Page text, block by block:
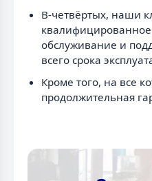
В-четвёртых, наши
квалифицированное
обслуживание и
всего срока
Кроме того, на все
продолжительная